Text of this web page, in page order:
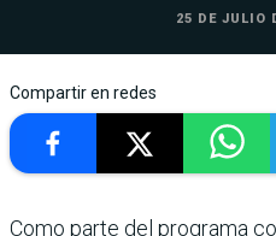
25 DE JULIO
Compartir en redes
Como parte del programa